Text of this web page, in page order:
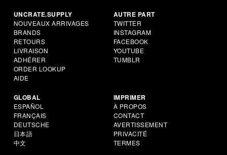
UNCRATE.SUPPLY
NOUVEAUX ARRIVAGES
BRANDS
RETOURS
LIVRAISON
ADHÉRER
ORDER LOOKUP
AIDE
AUTRE PART
TWITTER
INSTAGRAM
FACEBOOK
YOUTUBE
TUMBLR
GLOBAL
ESPAÑOL
FRANÇAIS
DEUTSCHE
日本語
中文
IMPRIMER
À PROPOS
CONTACT
AVERTISSEMENT
PRIVACITÉ
TERMES